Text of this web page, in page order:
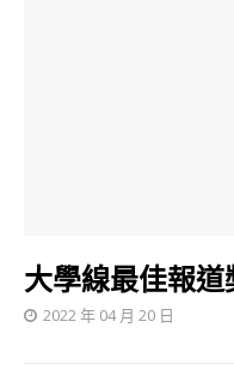
大學線最佳報
2022 年 04 月 20 日